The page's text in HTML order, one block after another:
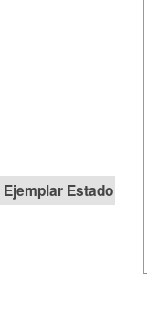
Estado